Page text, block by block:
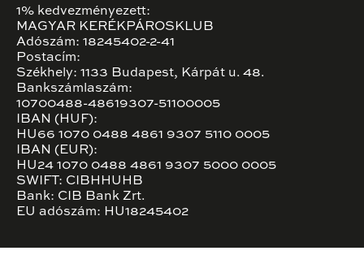
1% kedvezményezett:
MAGYAR KERÉKPÁROSKLUB
Adószám: 18245402-2-41
Postacím:
Székhely: 1133 Budapest, Kárpát u. 48.
Bankszámlaszám:
10700488-48619307-51100005
IBAN (HUF):
HU66 1070 0488 4861 9307 5110 0005
IBAN (EUR):
HU24 1070 0488 4861 9307 5000 0005
SWIFT: CIBHHUHB
Bank: CIB Bank Zrt.
EU adószám: HU18245402